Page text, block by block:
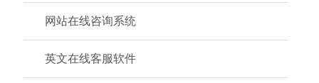
网站在线咨询系统
英文在线客服软件